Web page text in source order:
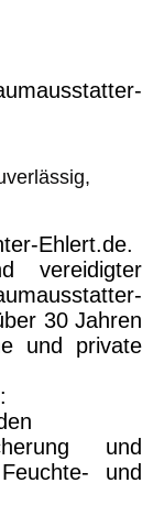
Ehlert.de.
vereidigter
30 Jahren
und private
und
und